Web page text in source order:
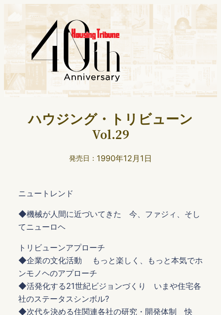
ハウジング・トリビューン
Vol.29
発売日： 1990年12月1日
ニュートレンド
◆機械が人間に近づいてきた 今、ファジィ、そし
てニューロヘ
トリビューンアプローチ
◆企業の文化活動 もっと楽しく、もっと本気でホ
ンモノヘのアプローチ
◆活発化する21世紀ビジョンづくり いまや住宅各
社のステータスシンボル?
◆次代を決める住関連各社の研究・開発体制 快